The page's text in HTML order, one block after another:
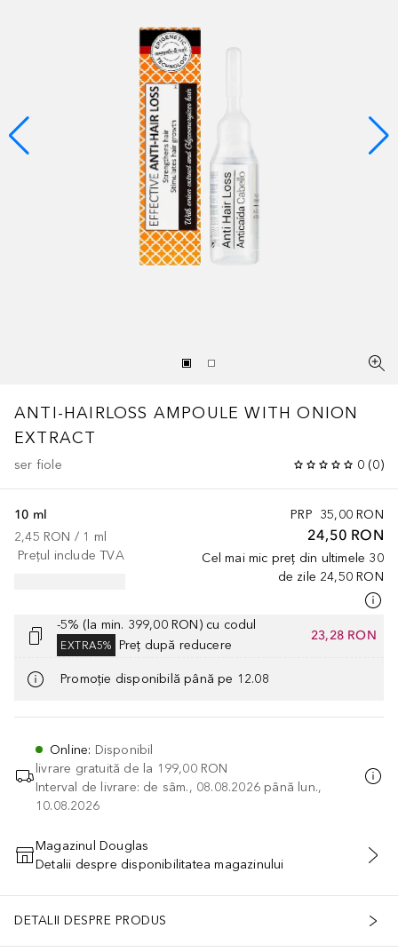
ANTI-HAIRLOSS AMPOULE WITH ONION
EXTRACT
ser fiole 0 (0)
PRP 35,00 RON
24,50 RON
Cel mai mic preț din ultimele 30
de zile 24,50 RON
10 ml
2,45 RON / 1 ml
Prețul include TVA
-5% (la min. 399,00 RON) cu codul
EXTRA5% Preț după reducere
23,28 RON
Promoție disponibilă până pe 12.08
Online: Disponibil
livrare gratuită de la 199,00 RON
Interval de livrare: de sâm., 08.08.2026 până lun.,
10.08.2026
ADĂUGAȚI ÎN COŞ
Magazinul Douglas
Detalii despre disponibilitatea magazinului
DETALII DESPRE PRODUS